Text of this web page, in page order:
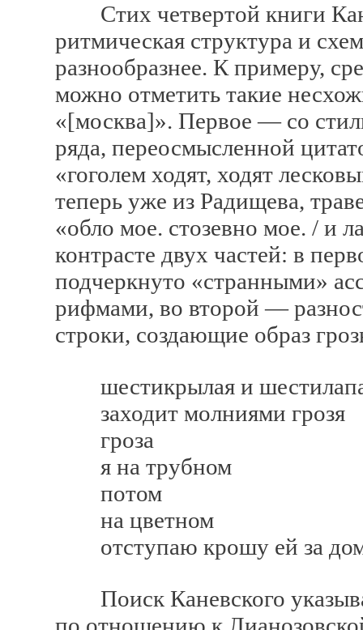
Стих четвертой книги
ритмическая структура и
разнообразнее. К примеру,
можно отметить такие
«[москва]». Первое — со
ряда, переосмысленной
«гоголем ходят, ходят
теперь уже из Радищева,
«обло мое. стозевно мое. / и
контрасте двух частей: в
подчеркнуто «странными»
рифмами, во второй —
строки, создающие образ
шестикрылая и
заходит молниями грозя
гроза
я на трубном
потом
на цветном
отступаю крошу ей за
Поиск Каневского